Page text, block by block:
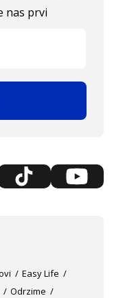
nas prvi
Easy Life
Odrzime